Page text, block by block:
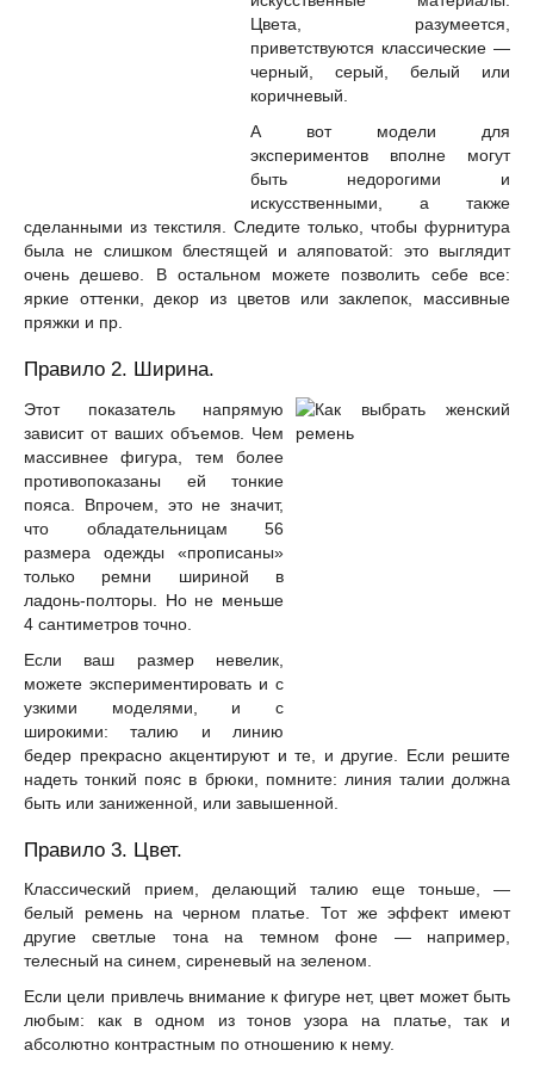
Цвета, разумеется,
приветствуются классические —
черный, серый, белый или
коричневый.
А вот модели для
экспериментов вполне могут
быть недорогими и
искусственными, а также
сделанными из текстиля. Следите только, чтобы фурнитура
была не слишком блестящей и аляповатой: это выглядит
очень дешево. В остальном можете позволить себе все:
яркие оттенки, декор из цветов или заклепок, массивные
пряжки и пр.
Правило 2. Ширина.
Этот показатель напрямую
зависит от ваших объемов. Чем
массивнее фигура, тем более
противопоказаны ей тонкие
пояса. Впрочем, это не значит,
что обладательницам 56
размера одежды «прописаны»
только ремни шириной в
ладонь-полторы. Но не меньше
4 сантиметров точно.
Если ваш размер невелик,
можете экспериментировать и с
узкими моделями, и с
широкими: талию и линию
бедер прекрасно акцентируют и те, и другие. Если решите
надеть тонкий пояс в брюки, помните: линия талии должна
быть или заниженной, или завышенной.
Правило 3. Цвет.
Классический прием, делающий талию еще тоньше, —
белый ремень на черном платье. Тот же эффект имеют
другие светлые тона на темном фоне — например,
телесный на синем, сиреневый на зеленом.
Если цели привлечь внимание к фигуре нет, цвет может быть
любым: как в одном из тонов узора на платье, так и
абсолютно контрастным по отношению к нему.